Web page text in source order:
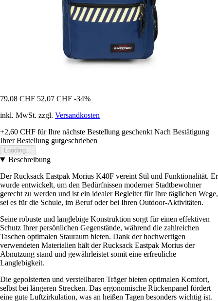
79,08 CHF 52,07 CHF -34%
inkl. MwSt. zzgl. Versandkosten
+2,60 CHF für Ihre nächste Bestellung geschenkt Nach Bestätigung
Ihrer Bestellung gutgeschrieben
Loading...
Beschreibung
Der Rucksack Eastpak Morius K40F vereint Stil und Funktionalität. Er
wurde entwickelt, um den Bedürfnissen moderner Stadtbewohner
gerecht zu werden und ist ein idealer Begleiter für Ihre täglichen Wege,
sei es für die Schule, im Beruf oder bei Ihren Outdoor-Aktivitäten.
Seine robuste und langlebige Konstruktion sorgt für einen effektiven
Schutz Ihrer persönlichen Gegenstände, während die zahlreichen
Taschen optimalen Stauraum bieten. Dank der hochwertigen
verwendeten Materialien hält der Rucksack Eastpak Morius der
Abnutzung stand und gewährleistet somit eine erfreuliche
Langlebigkeit.
Die gepolsterten und verstellbaren Träger bieten optimalen Komfort,
selbst bei längeren Strecken. Das ergonomische Rückenpanel fördert
eine gute Luftzirkulation, was an heißen Tagen besonders wichtig ist.